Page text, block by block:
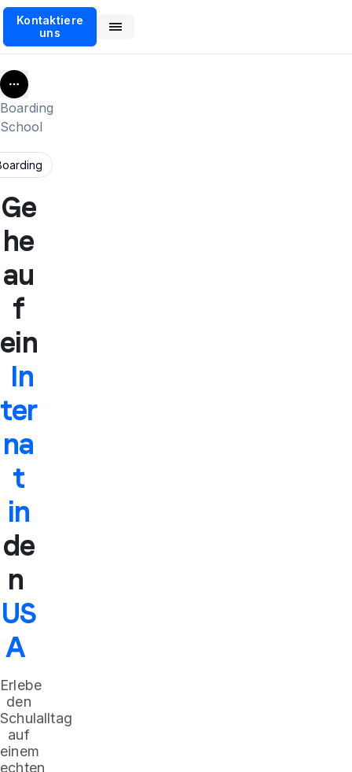
Kontaktiere
uns
More
Boarding
School
Ge
he
au
f
ein
In
ter
na
t
in
de
n
US
A
Erlebe
den
Schulalltag
auf
einem
echten